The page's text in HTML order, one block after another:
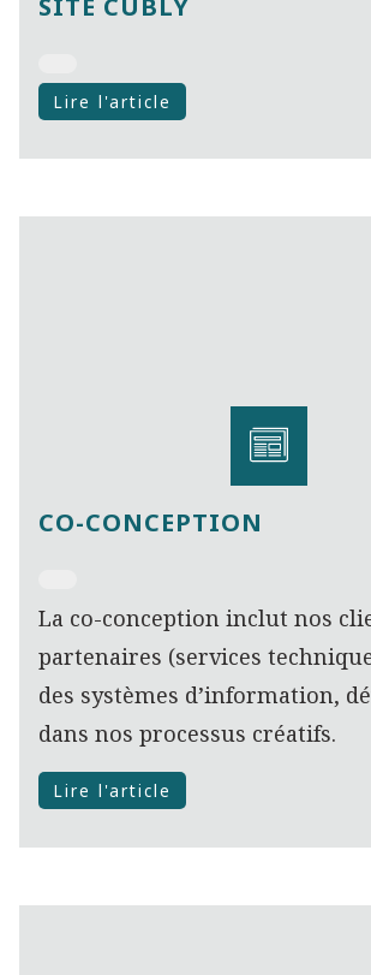
SITE CUBLY
Lire l'article
CO-CONCEPTION
La co-conception inclut nos
partenaires (services
des systèmes d’information,
dans nos processus créatifs.
Lire l'article